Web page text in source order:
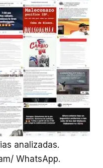
analizadas.
WhatsApp.